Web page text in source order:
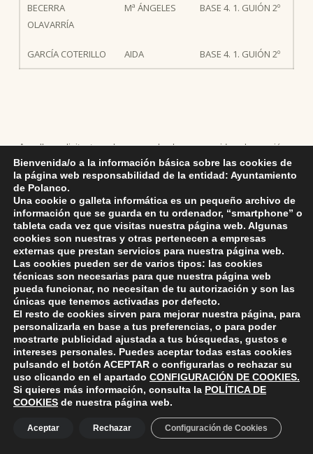
BECERRA
OLAVARRÍA
Mª ÁNGELES BASE 4. 1. GUIÓN 2º
GARCÍA COTERILLO AIDA BASE 4. 1. GUIÓN 2º
Aquellos solicitantes a los que se les haya requerido subsanación
de la solicitud de la ayuda tendrán un plazo de 5 días, a contar
desde el día siguiente de su publicación en el Tablón de Anuncios
del Ayuntamiento, para presentar alegaciones.
Las solicitudes concedidas, trasncurrido el plazo citado, se
considerarán definitivas, procediendo a su abono.
Skip back to main navigation
ayuntamiento de polanco
AYUNTAMIENTO DE POLANCO
Ayuntamiento de Polanco. La iglesia R-29 39313 Polanco
+34 942 82 42 00
+34 942 82 49 75
Bienvenida/o a la información básica sobre las cookies de
la página web responsabilidad de la entidad: Ayuntamiento
de Polanco.
Una cookie o galleta informática es un pequeño archivo de
información que se guarda en tu ordenador, “smartphone” o
tableta cada vez que visitas nuestra página web. Algunas
cookies son nuestras y otras pertenecen a empresas
externas que prestan servicios para nuestra página web.
Las cookies pueden ser de varios tipos: las cookies
técnicas son necesarias para que nuestra página web
pueda funcionar, no necesitan de tu autorización y son las
únicas que tenemos activadas por defecto.
El resto de cookies sirven para mejorar nuestra página, para
personalizarla en base a tus preferencias, o para poder
mostrarte publicidad ajustada a tus búsquedas, gustos e
intereses personales. Puedes aceptar todas estas cookies
pulsando el botón ACEPTAR o configurarlas o rechazar su
uso clicando en el apartado CONFIGURACIÓN DE COOKIES.
Si quieres más información, consulta la POLÍTICA DE
COOKIES de nuestra página web.
Aceptar Rechazar Configuración de Cookies